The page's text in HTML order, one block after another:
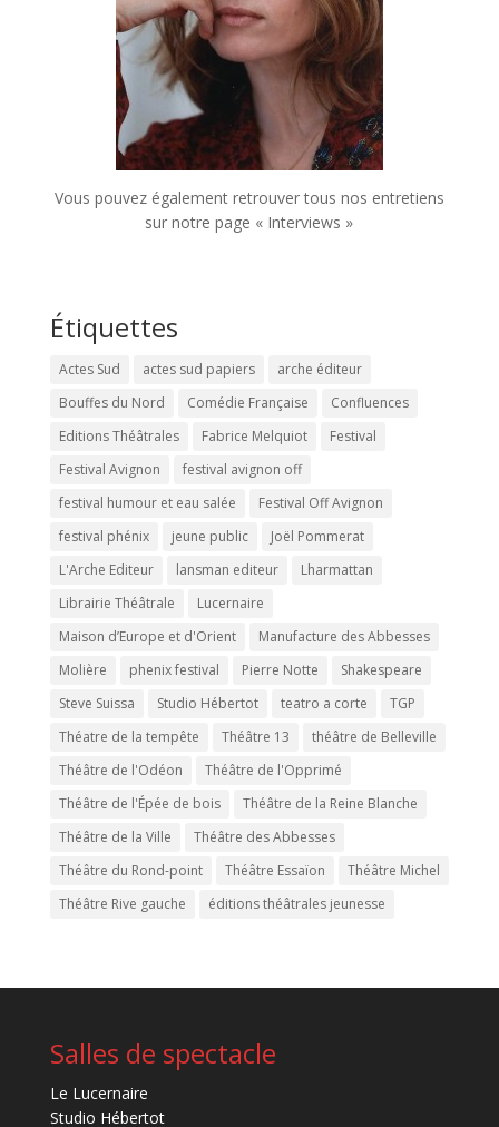
Vous pouvez également retrouver tous nos entretiens
sur notre page « Interviews »
Étiquettes
Actes Sud actes sud papiers
arche éditeur
Bouffes du Nord
Comédie Française
Confluences
Editions Théâtrales
Fabrice Melquiot
Festival
Festival Avignon
festival avignon off
festival humour et eau salée
Festival Off Avignon
festival phénix
jeune public
Joël Pommerat
L'Arche Editeur
lansman editeur
Lharmattan
Librairie Théâtrale
Lucernaire
Maison d’Europe et d'Orient
Manufacture des Abbesses
Molière
phenix festival Pierre Notte
Shakespeare
Steve Suissa
Studio Hébertot teatro a corte
TGP
Théatre de la tempête
Théâtre 13
théâtre de Belleville
Théâtre de l'Odéon
Théâtre de l'Opprimé
Théâtre de l'Épée de bois
Théâtre de la Reine Blanche
Théâtre de la Ville
Théâtre des Abbesses
Théâtre du Rond-point
Théâtre Essaïon
Théâtre Michel
Théâtre Rive gauche
éditions théâtrales jeunesse
Salles de spectacle
Le Lucernaire
Studio Hébertot